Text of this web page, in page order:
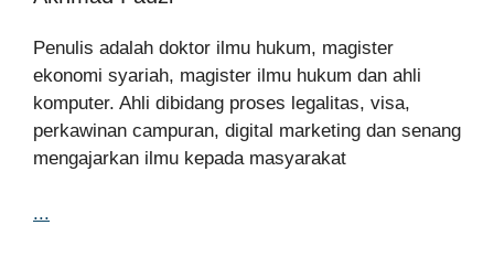
Penulis adalah doktor ilmu hukum, magister
ekonomi syariah, magister ilmu hukum dan ahli
komputer. Ahli dibidang proses legalitas, visa,
perkawinan campuran, digital marketing dan senang
mengajarkan ilmu kepada masyarakat
...